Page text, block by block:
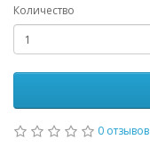
Количество
0 отзывов